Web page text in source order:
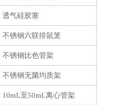
透气硅胶塞
不锈钢六联排鼠笼
不锈钢比色管架
不锈钢无菌均质架
10mL至50mL离心管架